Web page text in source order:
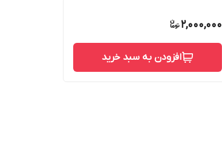
2,000,000
افزودن به سبد خرید